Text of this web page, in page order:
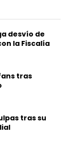
desvío de
la Fiscalía
tras
tras su